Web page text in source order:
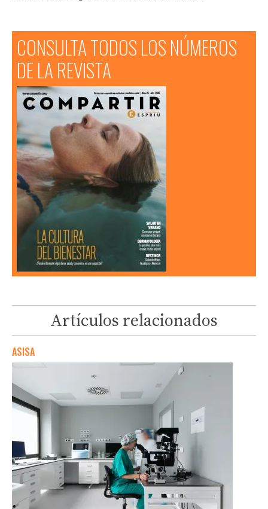
CONSULTA TODOS LOS NÚMEROS
DE LA REVISTA
Artículos relacionados
ASISA